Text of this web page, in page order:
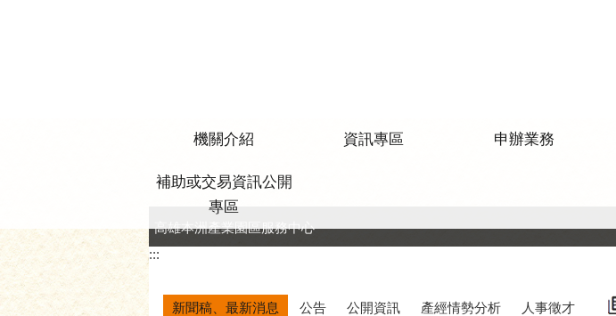
機關介紹 資訊專區 申辦業務
補助或交易資訊公開
專區
高雄本洲產業園區服務中心
:::
新聞稿、最新消息 公告 公開資訊 產經情勢分析 人事徵才